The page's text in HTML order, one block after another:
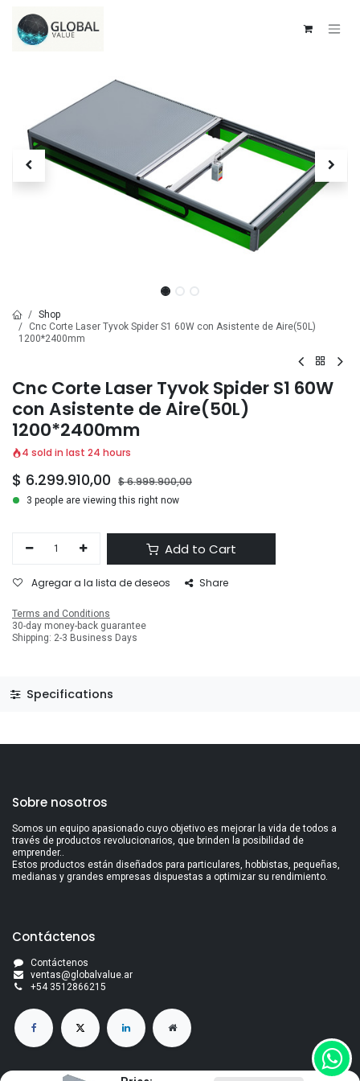
Shop
Cnc Corte Laser Tyvok Spider S1 60W con Asistente de Aire(50L)
1200*2400mm
Cnc Corte Laser Tyvok Spider S1 60W
con Asistente de Aire(50L)
1200*2400mm
4 sold in last 24 hours
$ 6.299.910,00 $6.999.900,00
3 people are viewing this right now
Add to Cart
Agregar a la lista de deseos Share
Terms and Conditions
30-day money-back guarantee
Shipping: 2-3 Business Days
Specifications
Sobre nosotros
Somos un equipo apasionado cuyo objetivo es mejorar la vida de todos a
través de productos revolucionarios, que brinden la posibilidad de
emprender..
Estos productos están diseñados para particulares, hobbistas, pequeñas,
medianas y grandes empresas dispuestas a optimizar su rendimiento.
Contáctenos
Contáctenos
ventas@globalvalue.ar
+54 3512866215